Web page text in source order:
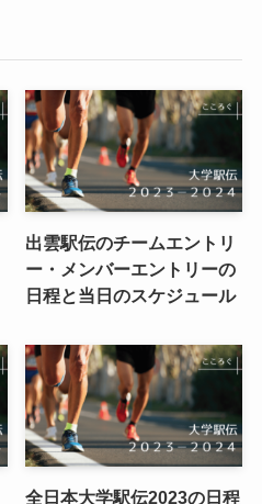
出雲駅伝のチームエントリ
ー・メンバーエントリーの
日程と当日のスケジュール
全日本大学駅伝2023の日程